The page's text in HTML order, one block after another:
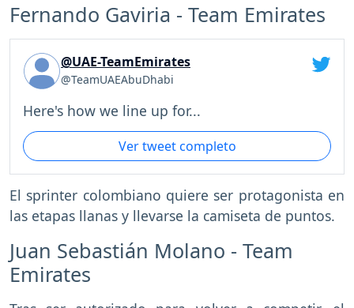
Fernando Gaviria - Team Emirates
@UAE-TeamEmirates
@TeamUAEAbuDhabi
Here's how we line up for...
Ver tweet completo
El sprinter colombiano quiere ser protagonista en
las etapas llanas y llevarse la camiseta de puntos.
Juan Sebastián Molano - Team
Emirates